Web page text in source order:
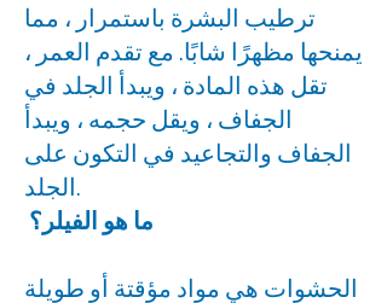
ترطيب البشرة باستمرار ، مما
يمنحها مظهرًا شابًا. مع تقدم العمر ،
تقل هذه المادة ، ويبدأ الجلد في
الجفاف ، ويقل حجمه ، ويبدأ
الجفاف والتجاعيد في التكون على
الجلد.
ما هو الفيلر؟
الحشوات هي مواد مؤقتة أو طويلة